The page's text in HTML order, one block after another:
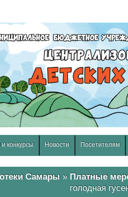
и конкурсы Новости Посетителям
Самары » Платные
голодная